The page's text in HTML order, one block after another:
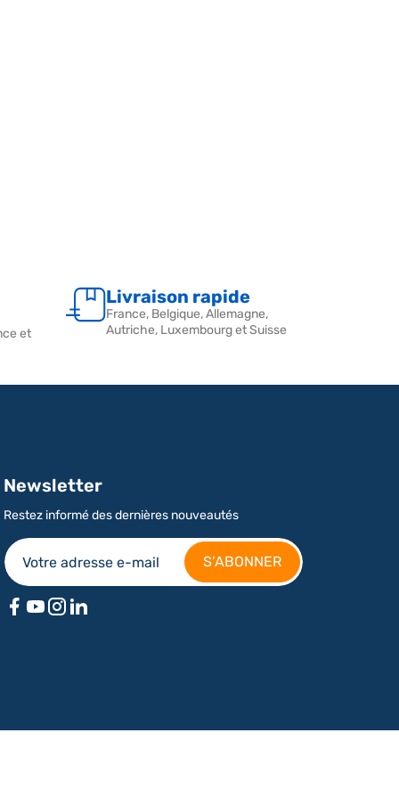
et
Livraison rapide
France, Belgique, Allemagne,
Autriche, Luxembourg et Suisse
Newsletter
Restez informé des dernières nouveautés